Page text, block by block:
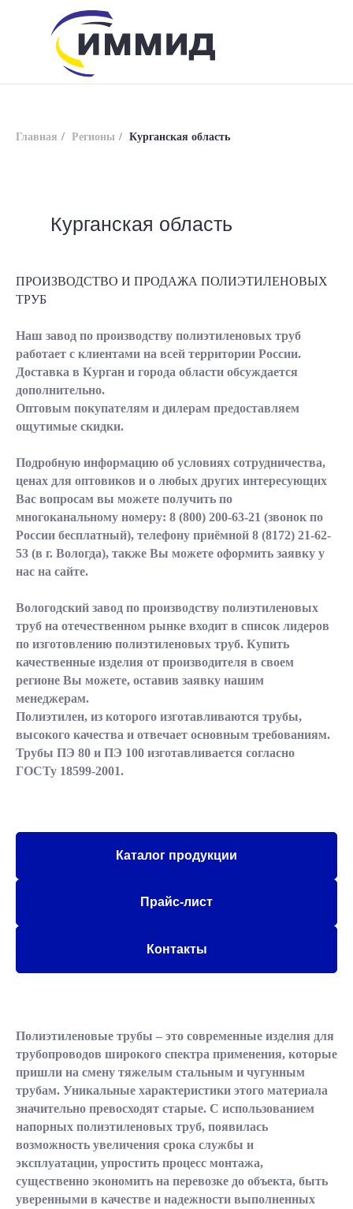
8 (800) 200-56-01
info@immid.ru
Главная / Регионы / Курганская область
Курганская область
ПРОИЗВОДСТВО И ПРОДАЖА ПОЛИЭТИЛЕНОВЫХ
ТРУБ
Наш завод по производству полиэтиленовых труб
работает с клиентами на всей территории России.
Доставка в Курган и города области обсуждается
дополнительно.
Оптовым покупателям и дилерам предоставляем
ощутимые скидки.
Подробную информацию об условиях сотрудничества,
ценах для оптовиков и о любых других интересующих
Вас вопросам вы можете получить по
многоканальному номеру: 8 (800) 200-63-21 (звонок по
России бесплатный), телефону приёмной 8 (8172) 21-62-
53 (в г. Вологда), также Вы можете оформить заявку у
нас на сайте.
Вологодский завод по производству полиэтиленовых
труб на отечественном рынке входит в список лидеров
по изготовлению полиэтиленовых труб. Купить
качественные изделия от производителя в своем
регионе Вы можете, оставив заявку нашим
менеджерам.
Полиэтилен, из которого изготавливаются трубы,
высокого качества и отвечает основным требованиям.
Трубы ПЭ 80 и ПЭ 100 изготавливается согласно
ГОСТу 18599-2001.
Каталог продукции
Прайс-лист
Контакты
Полиэтиленовые трубы – это современные изделия для
трубопроводов широкого спектра применения, которые
пришли на смену тяжелым стальным и чугунным
трубам. Уникальные характеристики этого материала
значительно превосходят старые. С использованием
напорных полиэтиленовых труб, появилась
возможность увеличения срока службы и
эксплуатации, упростить процесс монтажа,
существенно экономить на перевозке до объекта, быть
уверенными в качестве и надежности выполненных